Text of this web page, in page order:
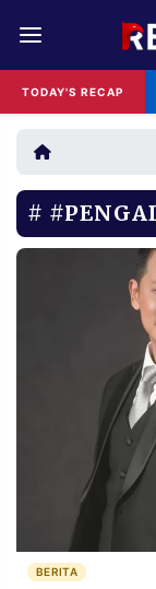
TODAY'S RECAP
REDAKSI
RESOLUSI
RUBRIKASI
EDITORIAL
PRIVACY
POLICY
INFORMASI
IKLAN
BERITA